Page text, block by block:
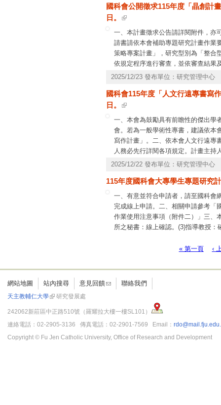
國科會公開徵求115年度「晶創計
日。
一、本計畫徵求公告請詳閱附件，亦
請書請依本會補助專題研究計畫作業
策略專案計畫」，研究型別為「整合
依規定程序進行審查，並依審查結果
義：請洽本會自然處郭廷洋助理研究
2025/12/23 發布單位：研究管理中心
國科會115年度「人文行遠專書寫
日。
一、本會為鼓勵具有前瞻性的傑出學
會。若為一般學術性專書，建議依本
寫作計畫」。二、依本會人文行遠專
人務必先行詳閱各項規定。計畫主
月1日開始。本案經核定通過後，計
構應切實審查計畫主持人之資格條件
專書之出版情況，符合者始得將其
2025/12/22 發布單位：研究管理中心
115年度國科會大專學生專題研究
一、有意並符合申請者，請至國科會
完成線上申請。二、相關申請參考「
作業使用注意事項（附件二）」三、
所之秘書：線上確認。(3)指導教授
取得六小時之上課證明。本校學士生
« 第一頁 ‹
網站地圖 站內搜尋 意見回饋 聯絡我們
天主教輔仁大學 研究發展處
242062新莊區中正路510號（羅耀拉大樓一樓SL101）
連絡電話：02-2905-3136 傳真電話：02-2901-7569 Email：
Copyright © Fu Jen Catholic University, Office of Research and Development